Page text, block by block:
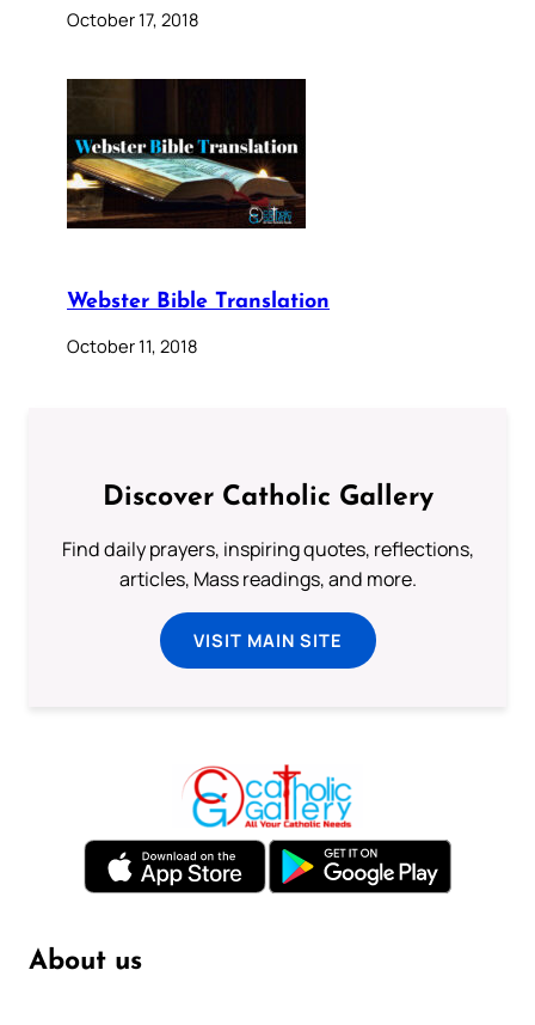
October 17, 2018
Webster Bible Translation
October 11, 2018
Discover Catholic Gallery
Find daily prayers, inspiring quotes, reflections,
articles, Mass readings, and more.
VISIT MAIN SITE
About us